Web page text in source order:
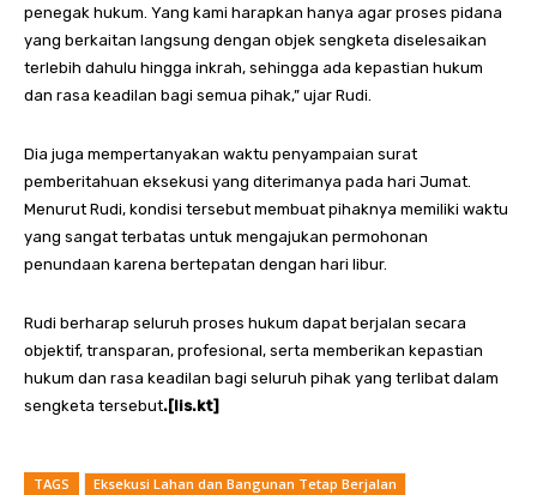
penegak hukum. Yang kami harapkan hanya agar proses pidana
yang berkaitan langsung dengan objek sengketa diselesaikan
terlebih dahulu hingga inkrah, sehingga ada kepastian hukum
dan rasa keadilan bagi semua pihak,” ujar Rudi.
Dia juga mempertanyakan waktu penyampaian surat
pemberitahuan eksekusi yang diterimanya pada hari Jumat.
Menurut Rudi, kondisi tersebut membuat pihaknya memiliki waktu
yang sangat terbatas untuk mengajukan permohonan
penundaan karena bertepatan dengan hari libur.
Rudi berharap seluruh proses hukum dapat berjalan secara
objektif, transparan, profesional, serta memberikan kepastian
hukum dan rasa keadilan bagi seluruh pihak yang terlibat dalam
sengketa tersebut.[lis.kt]
TAGS
Eksekusi Lahan dan Bangunan Tetap Berjalan